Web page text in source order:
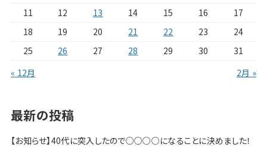
11
12 13 14 15 16
17
18
19 20 21 22 23
24
25
26 27 28 29 30
31
« 12月
2月 »
最新の投稿
【お知らせ】40代に突入したので○○○○になることに決めました！